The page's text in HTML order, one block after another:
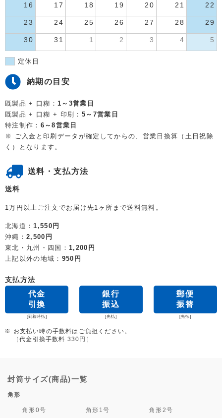
16 17 18 19 20 21 22
23 24 25 26 27 28 29
30 31 1 2 3 4 5
定休日
納期の目安
既製品 + 口糊： 1～3営業日
既製品 + 口糊 + 印刷： 5～7営業日
特注制作： 6～8営業日
※ ご入金と印刷データが確定してからの、営業日換算（土日祝除
く）となります。
送料・支払方法
送料
1万円以上ご注文でお届け先1ヶ所まで送料無料。
北海道： 1,550円
沖縄：2,500円
東北・九州・四国： 1,200円
上記以外の地域： 950円
支払方法
代金
引換
[到着時払]
銀行
振込
[先払]
郵便
振替
[先払]
※ お支払い時の手数料はご負担ください。
［代金引換手数料 330円］
封筒サイズ(商品)一覧
角形
角形0号 角形1号 角形2号